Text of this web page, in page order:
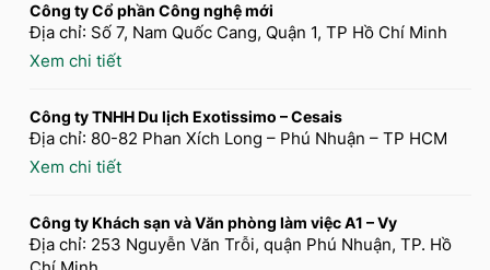
Công ty Cổ phần Công nghệ mới
Địa chỉ: Số 7, Nam Quốc Cang, Quận 1, TP Hồ Chí Minh
Xem chi tiết
Công ty TNHH Du lịch Exotissimo – Cesais
Địa chỉ: 80-82 Phan Xích Long – Phú Nhuận – TP HCM
Xem chi tiết
Công ty Khách sạn và Văn phòng làm việc A1 – Vy
Địa chỉ: 253 Nguyễn Văn Trỗi, quận Phú Nhuận, TP. Hồ